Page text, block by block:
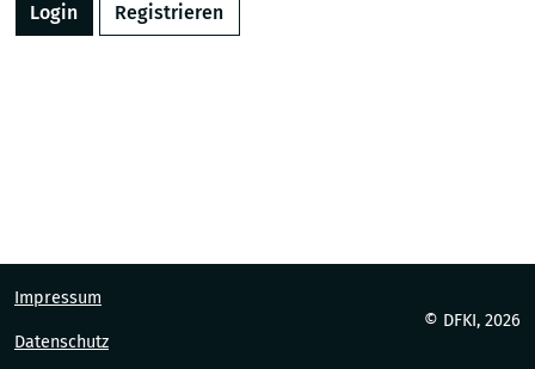
Registrieren
Im­pres­sum
Da­ten­schutz
© DFKI, 2026